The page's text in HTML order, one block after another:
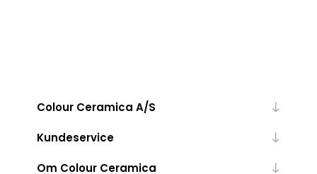
Colour Ceramica A/S
Kundeservice
Om Colour Ceramica